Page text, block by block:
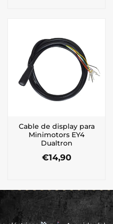
Cable de display para
Minimotors EY4
Dualtron
€14,90